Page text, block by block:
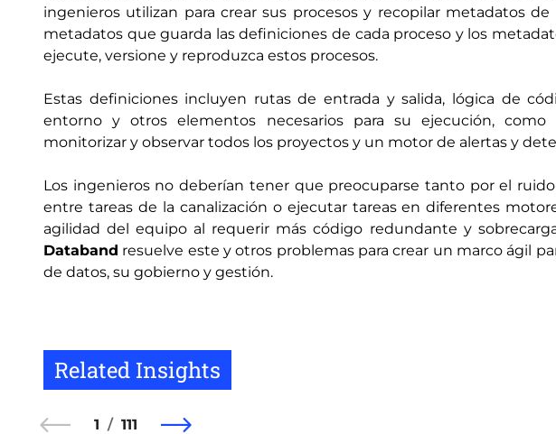
ingenieros utilizan para crear sus procesos y recopilar metadatos
metadatos que guarda las definiciones de cada proceso y los
ejecute, versione y reproduzca estos procesos.
Estas definiciones incluyen rutas de entrada y salida, lógica de
entorno y otros elementos necesarios para su ejecución,
monitorizar y observar todos los proyectos y un motor de alertas y
Los ingenieros no deberían tener que preocuparse tanto por el
entre tareas de la canalización o ejecutar tareas en diferentes
agilidad del equipo al requerir más código redundante y
Databand resuelve este y otros problemas para crear un marco ágil
de datos, su gobierno y gestión.
Related Insights
1 111